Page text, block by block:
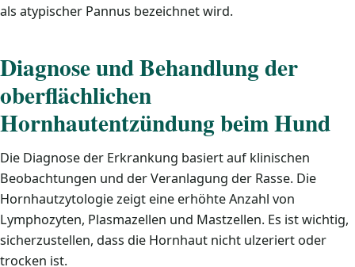
als atypischer Pannus bezeichnet wird.
Diagnose und Behandlung der
oberflächlichen
Hornhautentzündung beim Hund
Die Diagnose der Erkrankung basiert auf klinischen
Beobachtungen und der Veranlagung der Rasse. Die
Hornhautzytologie zeigt eine erhöhte Anzahl von
Lymphozyten, Plasmazellen und Mastzellen. Es ist wichtig,
sicherzustellen, dass die Hornhaut nicht ulzeriert oder
trocken ist.